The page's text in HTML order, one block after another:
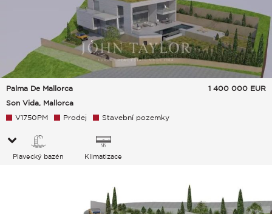
Palma De Mallorca
Son Vida, Mallorca
1 400 000 EUR
V1750PM Prodej Stavební pozemky
Plavecký bazén Klimatizace